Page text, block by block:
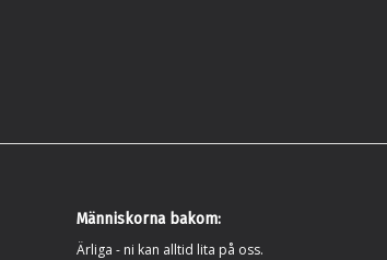
Människorna bakom:
Ärliga - ni kan alltid lita på oss.